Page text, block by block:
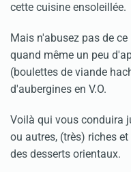
cette cuisine ensoleillée.
Mais n'abusez pas de
quand même un peu
(boulettes de viande
d'aubergines en V.O.
Voilà qui vous conduira
ou autres, (très) riches
des desserts orientaux.